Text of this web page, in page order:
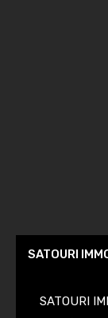
SATOURI
SATOURI